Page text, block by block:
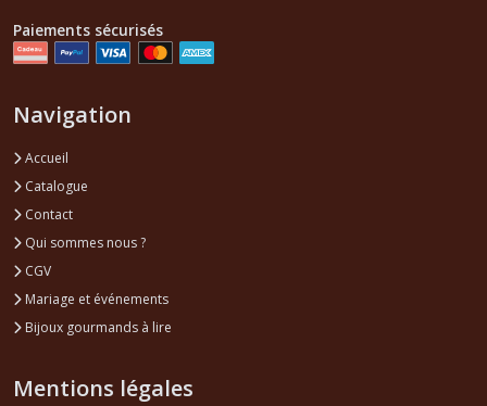
Paiements sécurisés
Navigation
Accueil
Catalogue
Contact
Qui sommes nous ?
CGV
Mariage et événements
Bijoux gourmands à lire
Mentions légales